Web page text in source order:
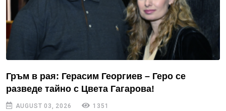
Гръм в рая: Герасим Георгиев – Геро се
разведе тайно с Цвета Гагарова!
AUGUST 03, 2026 1351